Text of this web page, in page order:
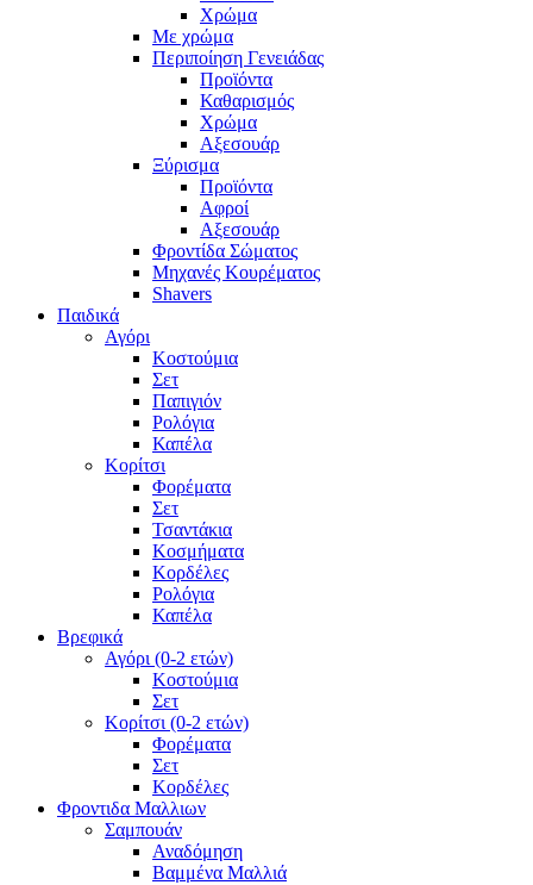
Χρώμα
Με χρώμα
Περιποίηση Γενειάδας
Προϊόντα
Καθαρισμός
Χρώμα
Αξεσουάρ
Ξύρισμα
Προϊόντα
Αφροί
Αξεσουάρ
Φροντίδα Σώματος
Μηχανές Κουρέματος
Shavers
Παιδικά
Αγόρι
Κοστούμια
Σετ
Παπιγιόν
Ρολόγια
Καπέλα
Κορίτσι
Φορέματα
Σετ
Τσαντάκια
Κοσμήματα
Κορδέλες
Ρολόγια
Καπέλα
Βρεφικά
Αγόρι (0-2 ετών)
Κοστούμια
Σετ
Κορίτσι (0-2 ετών)
Φορέματα
Σετ
Κορδέλες
Φροντιδα Μαλλιων
Σαμπουάν
Αναδόμηση
Βαμμένα Μαλλιά